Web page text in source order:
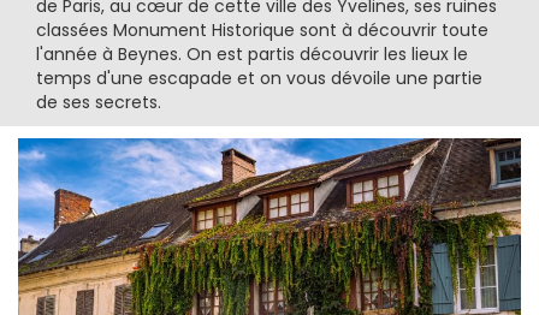
de Paris, au cœur de cette ville des Yvelines, ses ruines
classées Monument Historique sont à découvrir toute
l'année à Beynes. On est partis découvrir les lieux le
temps d'une escapade et on vous dévoile une partie
de ses secrets.